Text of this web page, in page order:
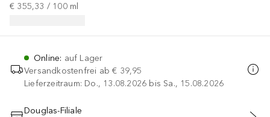
€ 355,33 / 100 ml
Online: auf Lager
Versandkostenfrei ab € 39,95
Lieferzeitraum: Do., 13.08.2026 bis Sa., 15.08.2026
Douglas-Filiale